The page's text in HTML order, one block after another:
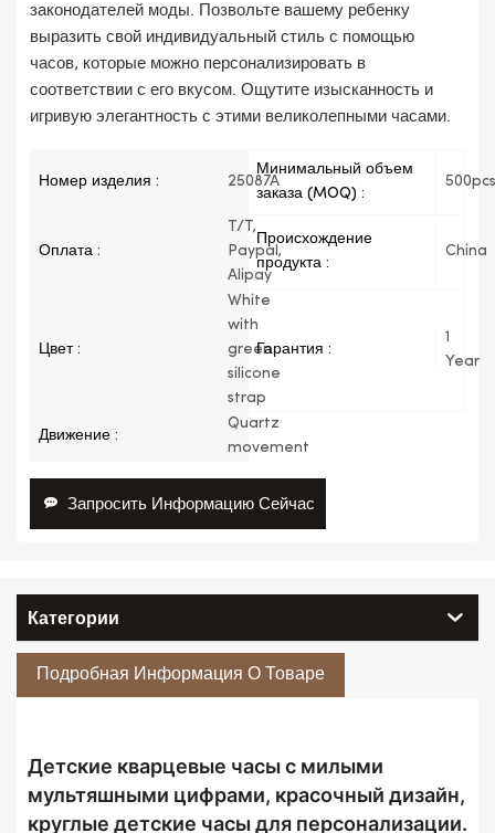
законодателей моды. Позвольте вашему ребенку
выразить свой индивидуальный стиль с помощью
часов, которые можно персонализировать в
соответствии с его вкусом. Ощутите изысканность и
игривую элегантность с этими великолепными часами.
Номер изделия : 25087A
Минимальный объем
заказа (MOQ) :
500pcs
Оплата :
T/T,
Paypal,
Alipay
Происхождение
продукта :
China
Цвет :
White
with
green
silicone
strap
Гарантия :
1
Year
Движение :
Quartz
movement
Запросить Информацию Сейчас
Категории
Подробная Информация О Товаре
Детские кварцевые часы с милыми
мультяшными цифрами, красочный дизайн,
круглые детские часы для персонализации.